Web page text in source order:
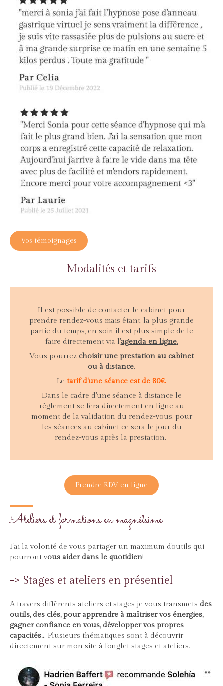
Vos témoignages
Modalités et tarifs
Il est possible de contacter le cabinet pour
prendre rendez-vous mais étant, la plus grande
partie du temps, en soin il est plus simple de le
faire directement via l'agenda en ligne.
Vous pourrez choisir une prestation au cabinet
ou à distance.
Le tarif d'une séance est de 80€.
Dans le cadre d'une séance à distance le
règlement se fera directement en ligne au
moment de la validation du rendez-vous, pour
les séances au cabinet ce sera le jour du
rendez-vous après la prestation.
Prendre RDV en ligne
Ateliers et formations en magnétsime
J'ai la volonté de vous partager un maximum d'outils qui
pourront vous aider dans le quotidien!
-> Stages et ateliers en présentiel
A travers différents ateliers et stages je vous transmets des
outils, des clés, pour apprendre à maîtriser vos énergies,
gagner confiance en vous, développer vos propres
capacités... Plusieurs thématiques sont à découvrir
directement sur mon site à l'onglet stages et ateliers.